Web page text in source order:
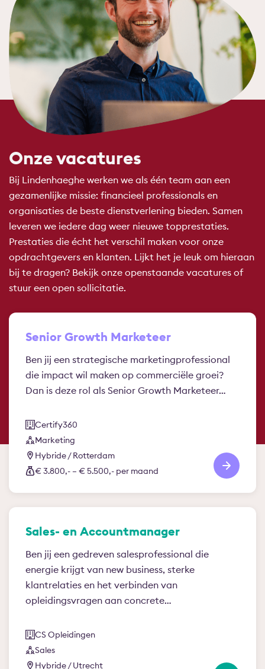
Onze vacatures
Bij Lindenhaeghe werken we als één team aan een
gezamenlijke missie: financieel professionals en
organisaties de beste dienstverlening bieden. Samen
leveren we iedere dag weer nieuwe topprestaties.
Prestaties die écht het verschil maken voor onze
opdrachtgevers en klanten. Lijkt het je leuk om hieraan
bij te dragen? Bekijk onze openstaande vacatures of
stuur een open sollicitatie.
Senior Growth Marketeer
Ben jij een strategische marketingprofessional
die impact wil maken op commerciële groei?
Dan is deze rol als Senior Growth Marketeer…
Certify360
Marketing
Hybride / Rotterdam
€ 3.800,- – € 5.500,- per maand
Sales- en Accountmanager
Ben jij een gedreven salesprofessional die
energie krijgt van new business, sterke
klantrelaties en het verbinden van
opleidingsvragen aan concrete…
CS Opleidingen
Sales
Hybride / Utrecht